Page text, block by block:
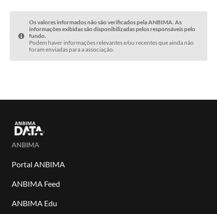
Os valores informados não são verificados pela ANBIMA. As
informações exibidas são disponibilizadas pelos responsáveis pelo
fundo.
Podem haver informações relevantes e/ou recentes que ainda não
foram enviadas para a associação.
ANBIMA
Portal ANBIMA
ANBIMA Feed
ANBIMA Edu